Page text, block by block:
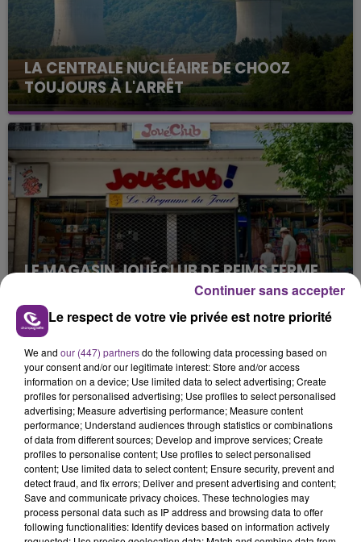
LA CENTRALE NUCLÉAIRE DE CHOOZ
TOUJOURS À L'ARRÊT
Cela fait déjà une semaine que la centrale
nucléaire ardennaise est à l'arrêt. Une situation
justifiée par la sécheresse intense qui est toujours
présente.
LE MAGASIN JOUÉCLUB DE REIMS FERME
C'était l'une des institutions du centre-ville
rémois. Le magasin JouéClub est contraint de
fermer ses portes.
TITRES DIFFUSÉS
21h58
21h58 21h55
21h55
Le respect de votre vie privée est notre priorité
We and our (447) partnersdo the following data processing based on
your consent and/or our legitimate interest: Store and/or access
information on a device; Use limited data to select advertising; Create
profiles for personalised advertising; Use profiles to select personalised
advertising; Measure advertising performance; Measure content
performance; Understand audiences through statistics or combinations
of data from different sources; Develop and improve services; Create
profiles to personalise content; Use profiles to select personalised
content; Use limited data to select content; Ensure security, prevent and
detect fraud, and fix errors; Deliver and present advertising and content;
Save and communicate privacy choices. These technologies may
process personal data such as IP address and browsing data to offer
following functionalities: Identify devices based on information actively
Continuer sans accepter